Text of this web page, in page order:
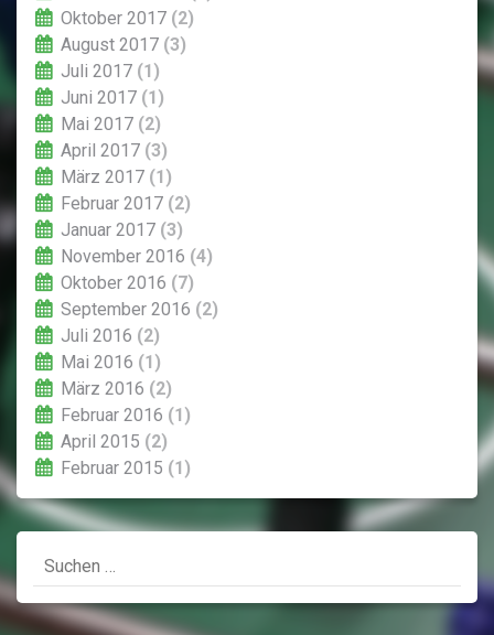
Oktober 2017 (2)
August 2017 (3)
Juli 2017 (1)
Juni 2017 (1)
Mai 2017 (2)
April 2017 (3)
März 2017 (1)
Februar 2017 (2)
Januar 2017 (3)
November 2016 (4)
Oktober 2016 (7)
September 2016 (2)
Juli 2016 (2)
Mai 2016 (1)
März 2016 (2)
Februar 2016 (1)
April 2015 (2)
Februar 2015 (1)
Suchen
nach: